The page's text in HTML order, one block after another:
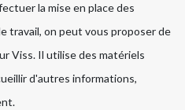
la mise en place des
travail, on peut vous proposer de
Viss. Il utilise des matériels
d'autres informations,